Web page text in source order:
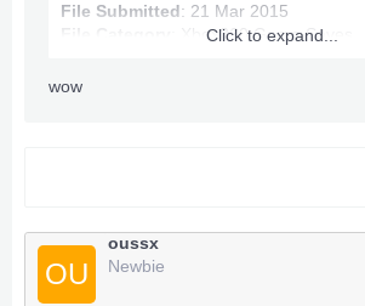
File Submitted: 21 Mar 2015
Xbox360 Game Saves
Money: 100,060,632
Anything wrong PM.
Click to expand...
wow
OU
oussx
Newbie